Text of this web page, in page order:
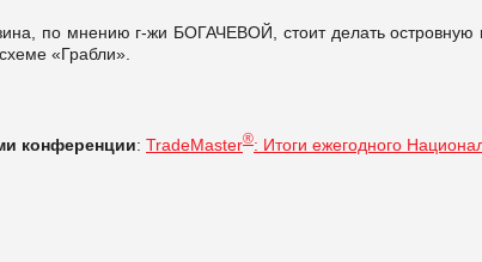
по мнению г-жи БОГАЧЕВОЙ, стоит делать островную
«Грабли».
конференции: TradeMaster®: Итоги ежегодного